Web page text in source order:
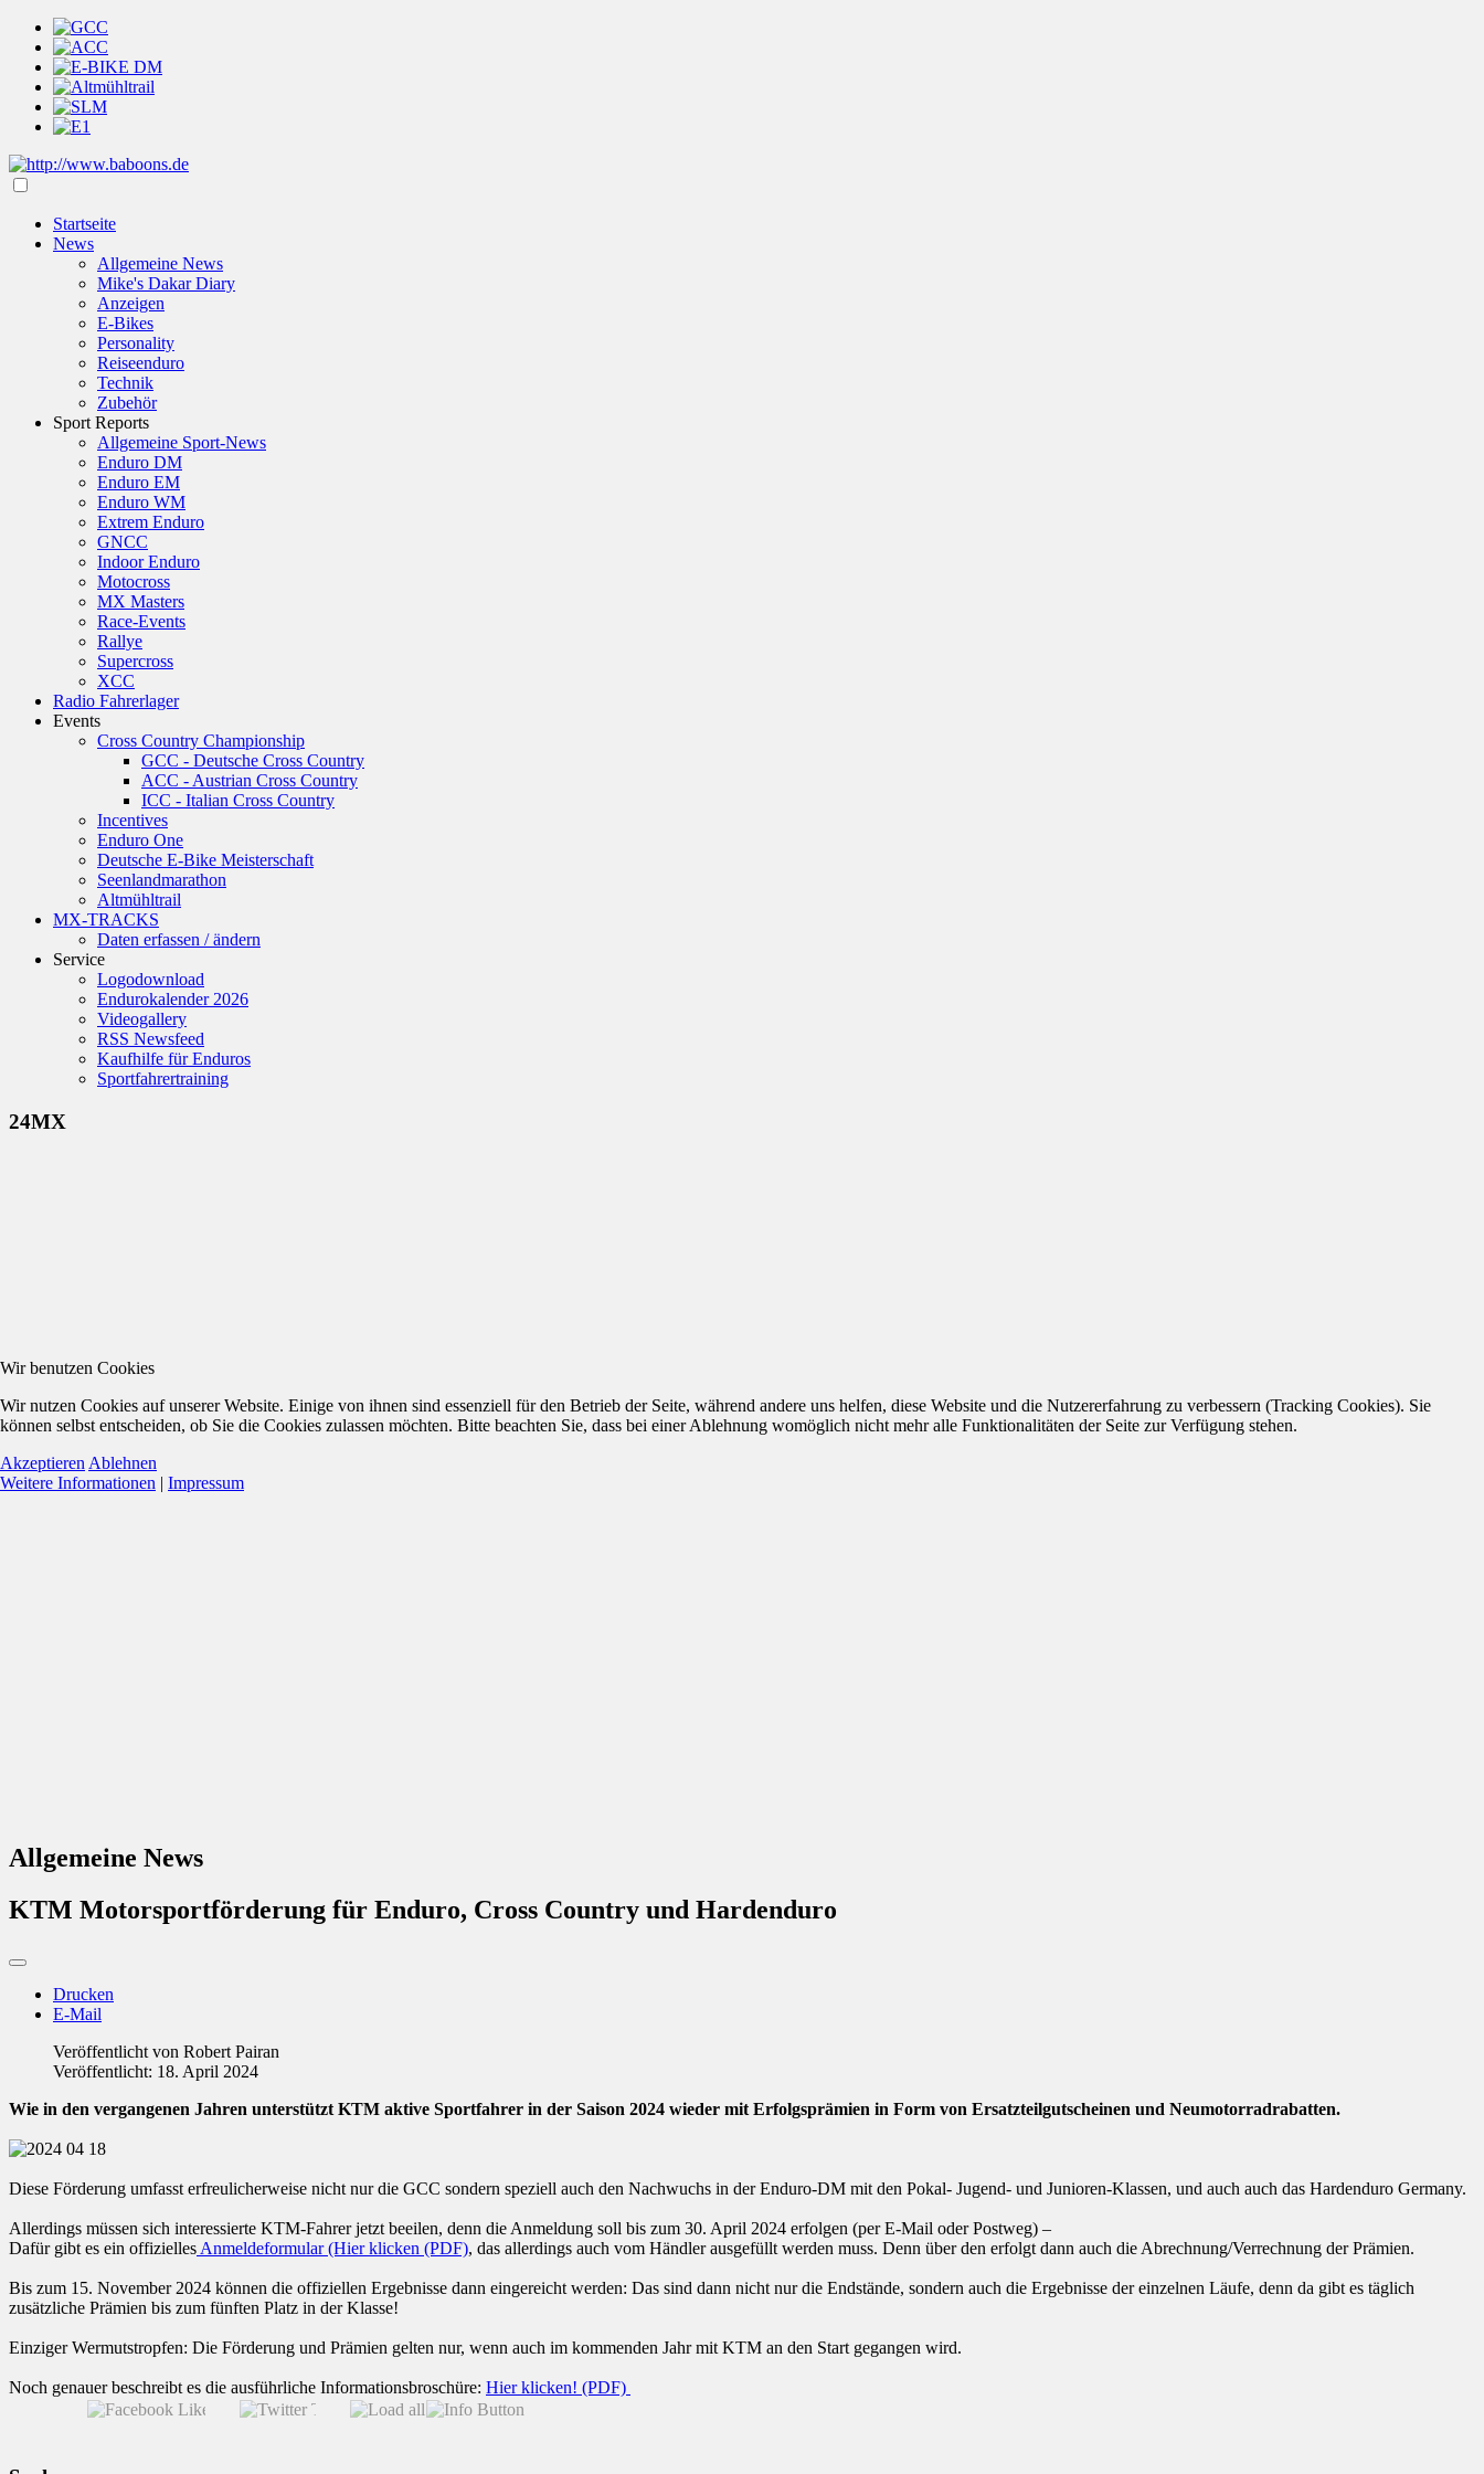
Startseite
News
Allgemeine News
Mike's Dakar Diary
Anzeigen
E-Bikes
Personality
Reiseenduro
Technik
Zubehör
Sport Reports
Allgemeine Sport-News
Enduro DM
Enduro EM
Enduro WM
Extrem Enduro
GNCC
Indoor Enduro
Motocross
MX Masters
Race-Events
Rallye
Supercross
XCC
Radio Fahrerlager
Events
Cross Country Championship
GCC - Deutsche Cross Country
ACC - Austrian Cross Country
ICC - Italian Cross Country
Incentives
Enduro One
Deutsche E-Bike Meisterschaft
Seenlandmarathon
Altmühltrail
MX-TRACKS
Daten erfassen / ändern
Service
Logodownload
Endurokalender 2026
Videogallery
RSS Newsfeed
Kaufhilfe für Enduros
Sportfahrertraining
24MX
Allgemeine News
KTM Motorsportförderung für Enduro, Cross Country und Hardenduro
Drucken
E-Mail
Veröffentlicht von Robert Pairan
Veröffentlicht: 18. April 2024
Wie in den vergangenen Jahren unterstützt KTM aktive Sportfahrer in der Saison 2024 wieder mit Erfolgsprämien in Form von Ersatzteilgutscheinen und Neumotorradrabatten.
Diese Förderung umfasst erfreulicherweise nicht nur die GCC sondern speziell auch den Nachwuchs in der Enduro-DM mit den Pokal- Jugend- und Junioren-Klassen, und auch auch das Hardenduro Germany.
Allerdings müssen sich interessierte KTM-Fahrer jetzt beeilen, denn die Anmeldung soll bis zum 30. April 2024 erfolgen (per E-Mail oder Postweg) –
Dafür gibt es ein offizielles Anmeldeformular (Hier klicken (PDF), das allerdings auch vom Händler ausgefüllt werden muss. Denn über den erfolgt dann auch die Abrechnung/Verrechnung der Prämien.
Bis zum 15. November 2024 können die offiziellen Ergebnisse dann eingereicht werden: Das sind dann nicht nur die Endstände, sondern auch die Ergebnisse der einzelnen Läufe, denn da gibt es täglich
zusätzliche Prämien bis zum fünften Platz in der Klasse!
Einziger Wermutstropfen: Die Förderung und Prämien gelten nur, wenn auch im kommenden Jahr mit KTM an den Start gegangen wird.
Noch genauer beschreibt es die ausführliche Informationsbroschüre: Hier klicken! (PDF)
Wir benutzen Cookies
Wir nutzen Cookies auf unserer Website. Einige von ihnen sind essenziell für den Betrieb der Seite, während andere uns helfen, diese Website und die Nutzererfahrung zu verbessern (Tracking Cookies). Sie
können selbst entscheiden, ob Sie die Cookies zulassen möchten. Bitte beachten Sie, dass bei einer Ablehnung womöglich nicht mehr alle Funktionalitäten der Seite zur Verfügung stehen.
Akzeptieren Ablehnen
Weitere Informationen | Impressum